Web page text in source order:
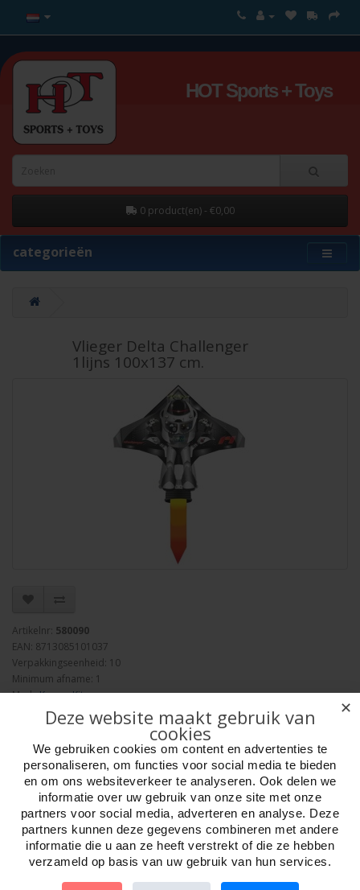
HOT Sports + Toys
0 product(en) - €0,00
categorieën
Vlieger Delta Challenger
1lijns 100x137 cm.
Artikelnr: 580090
EAN: 8713085101037
Verpakkingseenheid: 10
Minimum afname: 1
Merk:Knoop Kites
Aantal
Bestellen
✕
Deze website maakt gebruik van
cookies
We gebruiken cookies om content en advertenties te
personaliseren, om functies voor social media te bieden
en om ons websiteverkeer te analyseren. Ook delen we
informatie over uw gebruik van onze site met onze
partners voor social media, adverteren en analyse. Deze
partners kunnen deze gegevens combineren met andere
informatie die u aan ze heeft verstrekt of die ze hebben
verzameld op basis van uw gebruik van hun services.